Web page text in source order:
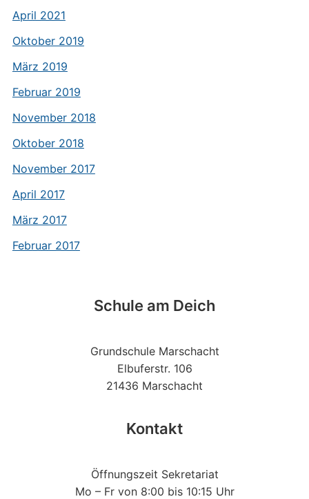
April 2021
Oktober 2019
März 2019
Februar 2019
November 2018
Oktober 2018
November 2017
April 2017
März 2017
Februar 2017
Schule am Deich
Grundschule Marschacht
Elbuferstr. 106
21436 Marschacht
Kontakt
Öffnungszeit Sekretariat
Mo – Fr von 8:00 bis 10:15 Uhr